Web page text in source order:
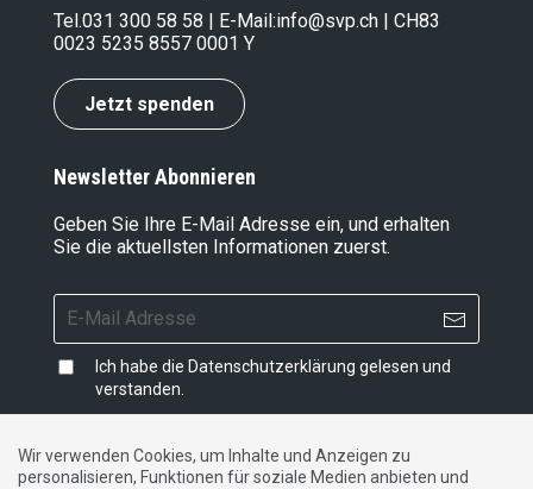
Tel.031 300 58 58 | E-Mail:info@svp.ch | CH83
0023 5235 8557 0001 Y
Jetzt spenden
Newsletter Abonnieren
Geben Sie Ihre E-Mail Adresse ein, und erhalten
Sie die aktuellsten Informationen zuerst.
Ich habe die Datenschutzerklärung gelesen und
verstanden.
Wir verwenden Cookies, um Inhalte und Anzeigen zu
personalisieren, Funktionen für soziale Medien anbieten und